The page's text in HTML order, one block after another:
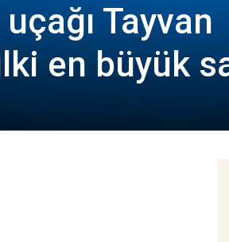
Tayvan
en büyük